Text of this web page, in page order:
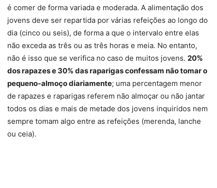
é comer de forma variada e moderada. A alimentação dos
jovens deve ser repartida por várias refeições ao longo do
dia (cinco ou seis), de forma a que o intervalo entre elas
não exceda as três ou as três horas e meia. No entanto,
não é isso que se verifica no caso de muitos jovens. 20%
dos rapazes e 30% das raparigas confessam não tomar o
pequeno-almoço diariamente; uma percentagem menor
de rapazes e raparigas referem não almoçar ou não jantar
todos os dias e mais de metade dos jovens inquiridos nem
sempre tomam algo entre as refeições (merenda, lanche
ou ceia).